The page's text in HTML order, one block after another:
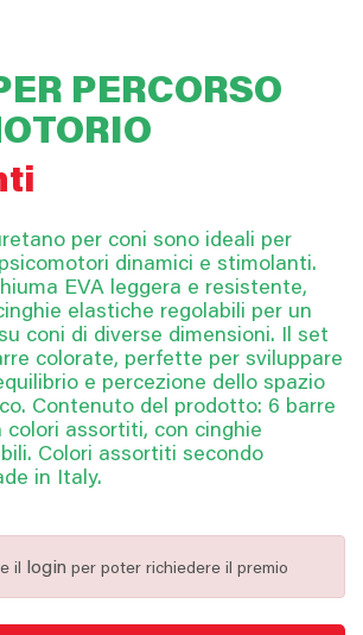
PERCORSO
per coni sono ideali per
dinamici e stimolanti.
EVA leggera e resistente,
elastiche regolabili per un
coni di diverse dimensioni. Il set
colorate, perfette per sviluppare
e percezione dello spazio
Contenuto del prodotto: 6 barre
colori assortiti, con cinghie
Colori assortiti secondo
in Italy.
il login per poter richiedere il premio